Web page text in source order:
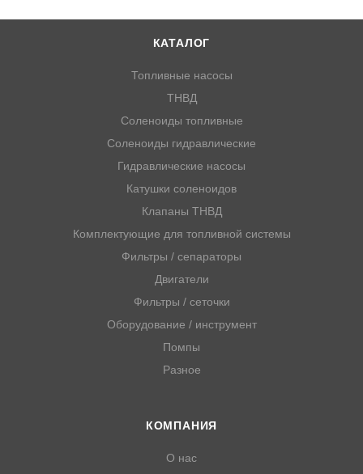
КАТАЛОГ
Топливные насосы
ТНВД
Соленоиды топливные
Соленоиды гидравлические
Гидравлические насосы
Катушки соленоидов
Клапаны ТНВД
Комплектующие для топливной системы
Фильтры / сепараторы
Двигатели
Фильтры / сеточки
Оборудование / инструмент
Помпы
Разное
КОМПАНИЯ
О нас